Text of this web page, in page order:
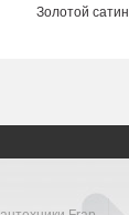
Золотой сатин